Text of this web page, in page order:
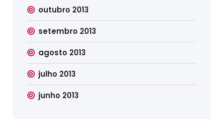
outubro 2013
setembro 2013
agosto 2013
julho 2013
junho 2013